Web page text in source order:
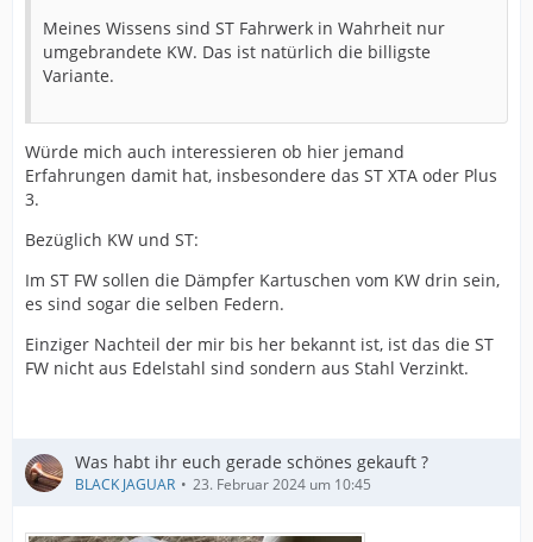
Meines Wissens sind ST Fahrwerk in Wahrheit nur
umgebrandete KW. Das ist natürlich die billigste
Variante.
Würde mich auch interessieren ob hier jemand
Erfahrungen damit hat, insbesondere das ST XTA oder Plus
3.
Bezüglich KW und ST:
Im ST FW sollen die Dämpfer Kartuschen vom KW drin sein,
es sind sogar die selben Federn.
Einziger Nachteil der mir bis her bekannt ist, ist das die ST
FW nicht aus Edelstahl sind sondern aus Stahl Verzinkt.
Was habt ihr euch gerade schönes gekauft ?
BLACK JAGUAR 23. Februar 2024 um 10:45